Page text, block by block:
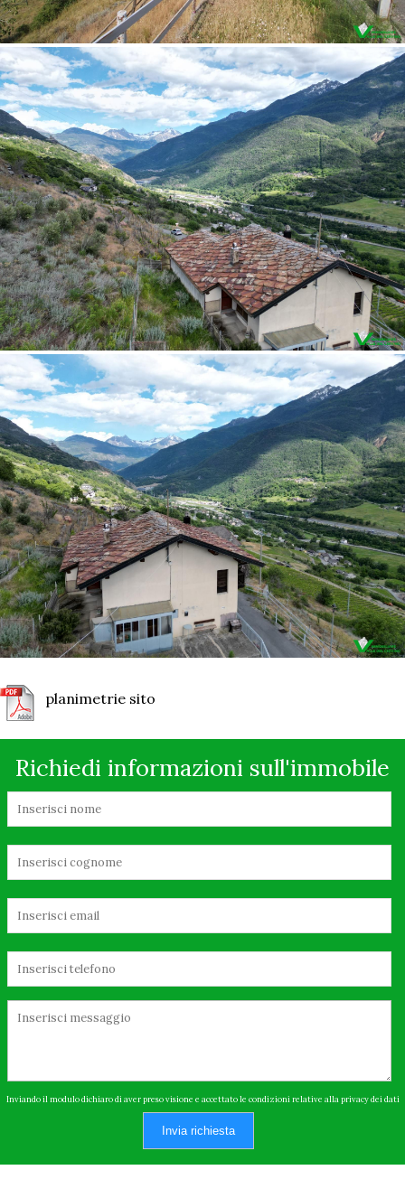
planimetrie sito
Richiedi informazioni sull'immobile
Inviando il modulo dichiaro di aver preso visione e accettato le condizioni relative alla privacy dei dati
Invia richiesta